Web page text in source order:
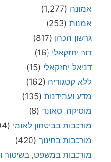
אמונה (1,277)
אמנות (253)
גרשון הכהן (817)
דור יחזקאלי (16)
דניאל יחזקאלי (15)
ללא קטגוריה (162)
מדע ועתידנות (135)
מוסיקה וסאונד (8)
מורכבות בביטחון לאומי (4,504)
מורכבות בחינוך (420)
מורכבות במשפט, בשיטור